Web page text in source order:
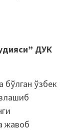
ДУК
бўлган ўзбек
жавоб